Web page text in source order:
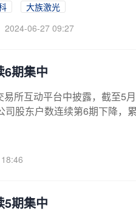
大族激光
2024-06-27 09:27
6期集中
所互动平台中披露，截至5
司股东户数连续第6期下降，
5期集中